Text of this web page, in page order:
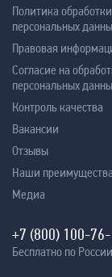
Политика обработки
персональных
Правовая
Согласие на
персональных
Контроль качества
Вакансии
Отзывы
Наши преимущества
Медиа
+7 (800) 100-
Бесплатно по России